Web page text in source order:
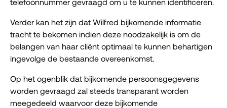
Verder kan het zijn dat Wilfred bijkomende informatie
tracht te bekomen indien deze noodzakelijk is om de
belangen van haar cliënt optimaal te kunnen behartigen
ingevolge de bestaande overeenkomst.
Op het ogenblik dat bijkomende persoonsgegevens
worden gevraagd zal steeds transparant worden
meegedeeld waarvoor deze bijkomende